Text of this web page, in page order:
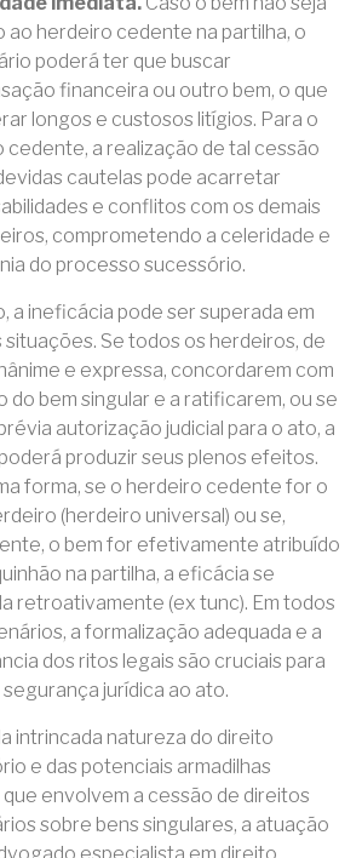
ao herdeiro cedente na partilha, o
poderá ter que buscar
financeira ou outro bem, o que
longos e custosos litígios. Para o
cedente, a realização de tal cessão
cautelas pode acarretar
e conflitos com os demais
comprometendo a celeridade e
do processo sucessório.
a ineficácia pode ser superada em
situações. Se todos os herdeiros, de
e expressa, concordarem com
do bem singular e a ratificarem, ou se
autorização judicial para o ato, a
produzir seus plenos efeitos.
forma, se o herdeiro cedente for o
(herdeiro universal) ou se,
o bem for efetivamente atribuído
na partilha, a eficácia se
retroativamente (ex tunc). Em todos
a formalização adequada e a
dos ritos legais são cruciais para
jurídica ao ato.
intrincada natureza do direito
e das potenciais armadilhas
que envolvem a cessão de direitos
sobre bens singulares, a atuação